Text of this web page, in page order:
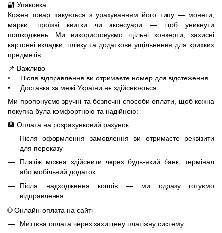
🔐 Упаковка
Кожен товар пакується з урахуванням його типу — монети,
марки, проїзні квитки чи аксесуари — щоб уникнути
пошкоджень. Ми використовуємо щільні конверти, захисні
картонні вкладки, плівку та додаткове ущільнення для крихких
предметів.
📌 Важливо
• Після відправлення ви отримаєте номер для відстеження
• Доставка за межі України не здійснюється
Ми пропонуємо зручні та безпечні способи оплати, щоб кожна
покупка була комфортною та надійною:
🏦 Оплата на розрахунковий рахунок
Після оформлення замовлення ви отримаєте реквізити
для переказу
Платіж можна здійснити через будь-який банк, термінал
або мобільний додаток
Після надходження коштів — ми одразу готуємо
відправлення
🌐 Онлайн-оплата на сайті
Миттєва оплата через захищену платіжну систему